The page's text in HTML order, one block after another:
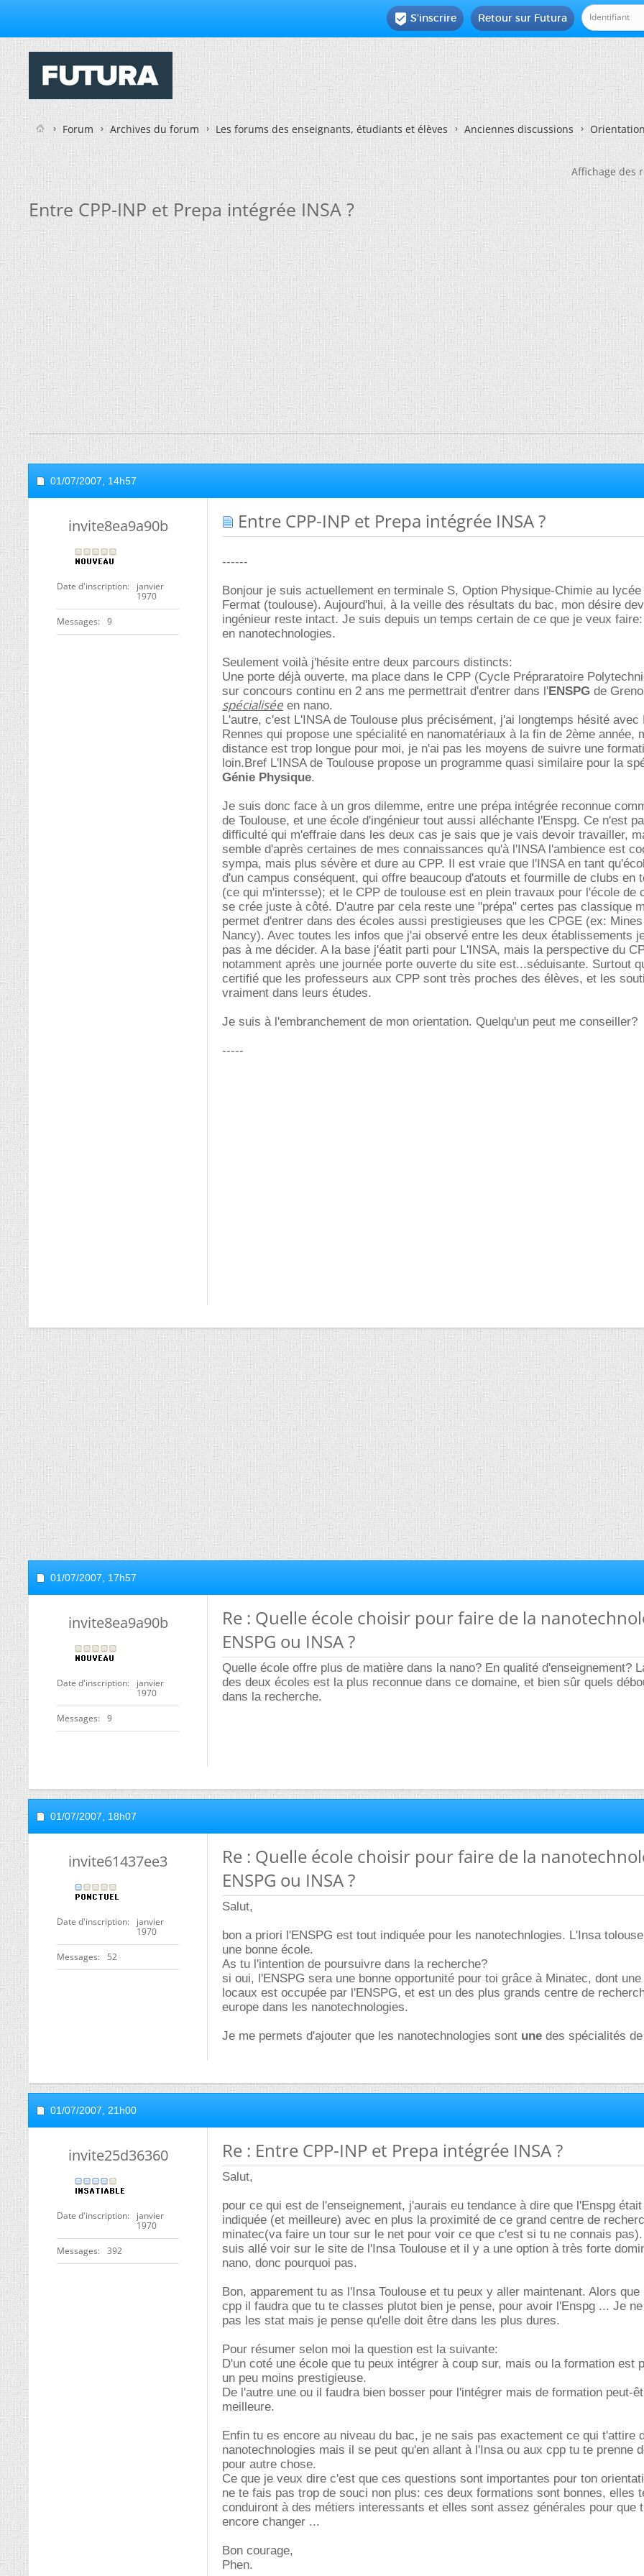
Retour sur Futura
 S'inscrire
Forum Archives du forum Les forums des enseignants, étudiants et élèves Anciennes discussions
Affichage des
Entre CPP-INP et Prepa intégrée INSA ?
01/07/2007, 14h57
invite8ea9a90b
Date d'inscription
janvier
1970
Messages 9
Entre CPP-INP et Prepa intégrée INSA ?
------
Bonjour je suis actuellement en terminale S, Option Physique-Chimie au
Fermat (toulouse). Aujourd'hui, à la veille des résultats du bac, mon désire
ingénieur reste intact. Je suis depuis un temps certain de ce que je veux
en nanotechnologies.
Seulement voilà j'hésite entre deux parcours distincts:
Une porte déjà ouverte, ma place dans le CPP (Cycle Prépraratoire
sur concours continu en 2 ans me permettrait d'entrer dans l'ENSPG de
spécialisée en nano.
L'autre, c'est L'INSA de Toulouse plus précisément, j'ai longtemps hésité avec
Rennes qui propose une spécialité en nanomatériaux à la fin de 2ème année,
distance est trop longue pour moi, je n'ai pas les moyens de suivre une
loin.Bref L'INSA de Toulouse propose un programme quasi similaire pour la
Génie Physique.
Je suis donc face à un gros dilemme, entre une prépa intégrée reconnue
de Toulouse, et une école d'ingénieur tout aussi alléchante l'Enspg. Ce n'est
difficulté qui m'effraie dans les deux cas je sais que je vais devoir travailler,
semble d'après certaines de mes connaissances qu'à l'INSA l'ambience est
sympa, mais plus sévère et dure au CPP. Il est vraie que l'INSA en tant
d'un campus conséquent, qui offre beaucoup d'atouts et fourmille de clubs en
(ce qui m'intersse); et le CPP de toulouse est en plein travaux pour l'école de
se crée juste à côté. D'autre par cela reste une "prépa" certes pas classique
permet d'entrer dans des écoles aussi prestigieuses que les CPGE (ex:
Nancy). Avec toutes les infos que j'ai observé entre les deux établissements
pas à me décider. A la base j'éatit parti pour L'INSA, mais la perspective du
notamment après une journée porte ouverte du site est...séduisante. Surtout
certifié que les professeurs aux CPP sont très proches des élèves, et les
vraiment dans leurs études.
Je suis à l'embranchement de mon orientation. Quelqu'un peut me conseiller?
-----
01/07/2007, 17h57
invite8ea9a90b
Date d'inscription
janvier
1970
Messages 9
Re : Quelle école choisir pour faire de la
ENSPG ou INSA ?
Quelle école offre plus de matière dans la nano? En qualité d'enseignement?
des deux écoles est la plus reconnue dans ce domaine, et bien sûr quels
dans la recherche.
01/07/2007, 18h07
invite61437ee3
Date d'inscription
janvier
1970
Messages 52
Re : Quelle école choisir pour faire de la
ENSPG ou INSA ?
Salut,
bon a priori l'ENSPG est tout indiquée pour les nanotechnlogies. L'Insa
une bonne école.
As tu l'intention de poursuivre dans la recherche?
si oui, l'ENSPG sera une bonne opportunité pour toi grâce à Minatec, dont
locaux est occupée par l'ENSPG, et est un des plus grands centre de
europe dans les nanotechnologies.
Je me permets d'ajouter que les nanotechnologies sont une des spécialités
01/07/2007, 21h00
invite25d36360
Date d'inscription
janvier
1970
Messages 392
Re : Entre CPP-INP et Prepa intégrée INSA ?
Salut,
pour ce qui est de l'enseignement, j'aurais eu tendance à dire que l'Enspg
indiquée (et meilleure) avec en plus la proximité de ce grand centre de
minatec(va faire un tour sur le net pour voir ce que c'est si tu ne connais
suis allé voir sur le site de l'Insa Toulouse et il y a une option à très forte
nano, donc pourquoi pas.
Bon, apparement tu as l'Insa Toulouse et tu peux y aller maintenant. Alors que
cpp il faudra que tu te classes plutot bien je pense, pour avoir l'Enspg ... Je
pas les stat mais je pense qu'elle doit être dans les plus dures.
Pour résumer selon moi la question est la suivante:
D'un coté une école que tu peux intégrer à coup sur, mais ou la formation est
un peu moins prestigieuse.
De l'autre une ou il faudra bien bosser pour l'intégrer mais de formation peut-
meilleure.
Enfin tu es encore au niveau du bac, je ne sais pas exactement ce qui t'attire
nanotechnologies mais il se peut qu'en allant à l'Insa ou aux cpp tu te prenne
pour autre chose.
Ce que je veux dire c'est que ces questions sont importantes pour ton
ne te fais pas trop de souci non plus: ces deux formations sont bonnes, elles
conduiront à des métiers interessants et elles sont assez générales pour que
encore changer ...
Bon courage,
Phen.